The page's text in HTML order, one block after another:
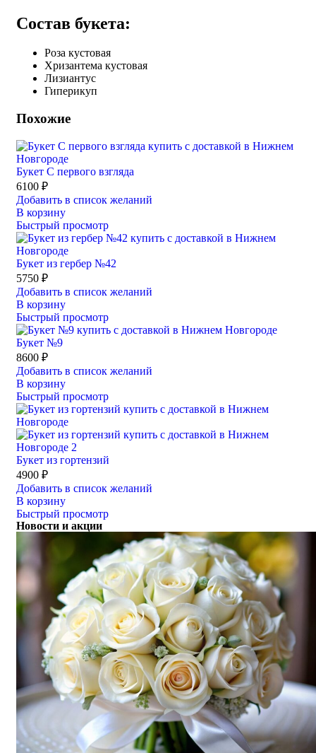
Состав букета:
Роза кустовая
Хризантема кустовая
Лизиантус
Гиперикуп
Похожие
Букет С первого взгляда
6100 ₽
Добавить в список желаний
В корзину
Быстрый просмотр
Букет из гербер №42
5750 ₽
Добавить в список желаний
В корзину
Быстрый просмотр
Букет №9
8600 ₽
Добавить в список желаний
В корзину
Быстрый просмотр
Букет из гортензий
4900 ₽
Добавить в список желаний
В корзину
Быстрый просмотр
Новости и акции